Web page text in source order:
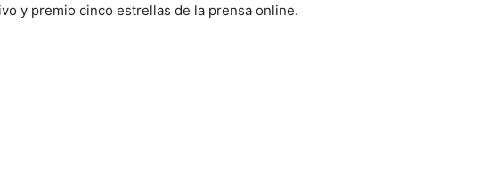
y premio cinco estrellas de la prensa online.